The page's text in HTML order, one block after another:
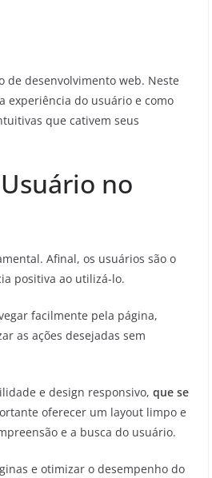
de desenvolvimento web. Neste
experiência do usuário e como
que cativem seus
no
Afinal, os usuários são o
positiva ao utilizá-lo.
facilmente pela página,
as ações desejadas sem
e design responsivo, que se
oferecer um layout limpo e
e a busca do usuário.
e otimizar o desempenho do